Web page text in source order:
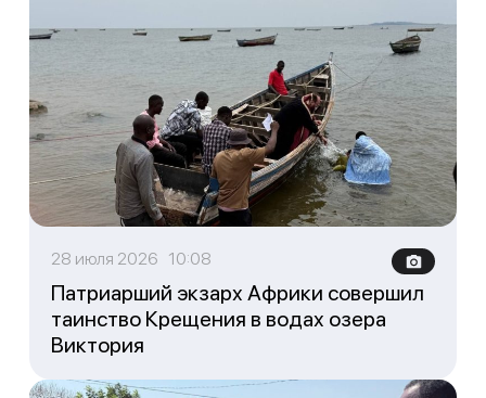
28 июля 2026 10:08
Патриарший экзарх Африки совершил
таинство Крещения в водах озера
Виктория